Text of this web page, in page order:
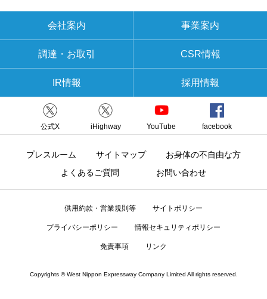
会社案内 事業案内
調達・お取引 CSR情報
IR情報 採用情報
公式X iHighway YouTube facebook
プレスルーム サイトマップ
お身体の不自由な方
よくあるご質問
お問い合わせ
供用約款・営業規則等 サイトポリシー
プライバシーポリシー 情報セキュリティポリシー
免責事項 リンク
Copyrights © West Nippon Expressway Company Limited All rights reserved.